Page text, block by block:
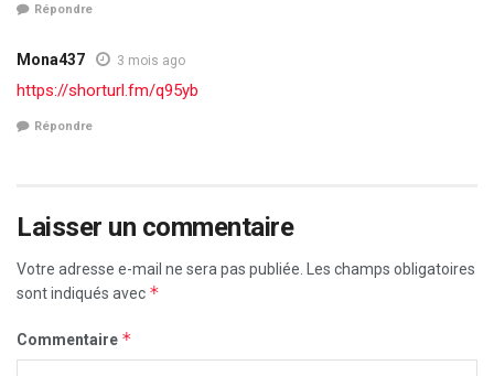
Répondre
Mona437 3 mois ago
https://shorturl.fm/q95yb
Répondre
Laisser un commentaire
Votre adresse e-mail ne sera pas publiée. Les champs obligatoires
sont indiqués avec *
Commentaire *